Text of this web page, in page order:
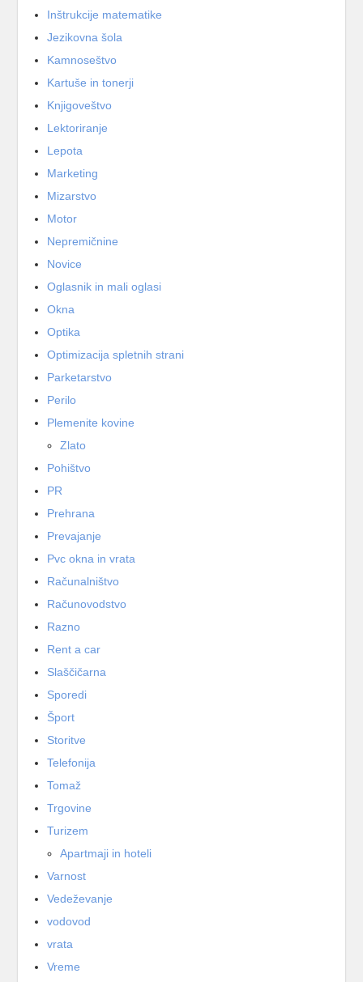
Inštrukcije matematike
Jezikovna šola
Kamnoseštvo
Kartuše in tonerji
Knjigoveštvo
Lektoriranje
Lepota
Marketing
Mizarstvo
Motor
Nepremičnine
Novice
Oglasnik in mali oglasi
Okna
Optika
Optimizacija spletnih strani
Parketarstvo
Perilo
Plemenite kovine
Zlato
Pohištvo
PR
Prehrana
Prevajanje
Pvc okna in vrata
Računalništvo
Računovodstvo
Razno
Rent a car
Slaščičarna
Sporedi
Šport
Storitve
Telefonija
Tomaž
Trgovine
Turizem
Apartmaji in hoteli
Varnost
Vedeževanje
vodovod
vrata
Vreme